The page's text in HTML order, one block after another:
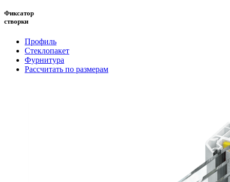
Фиксатор
створки
Профиль
Стеклопакет
Фурнитура
Рассчитать по размерам